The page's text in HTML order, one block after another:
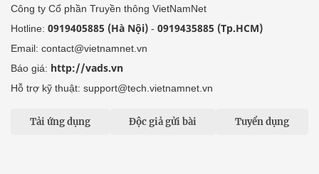
Công ty Cổ phần Truyền thông VietNamNet
Hotline: 0919405885 (Hà Nội) - 0919435885 (Tp.HCM)
Email: contact@vietnamnet.vn
Báo giá: http://vads.vn
Hỗ trợ kỹ thuật: support@tech.vietnamnet.vn
Tải ứng dụng Độc giả gửi bài Tuyển dụng